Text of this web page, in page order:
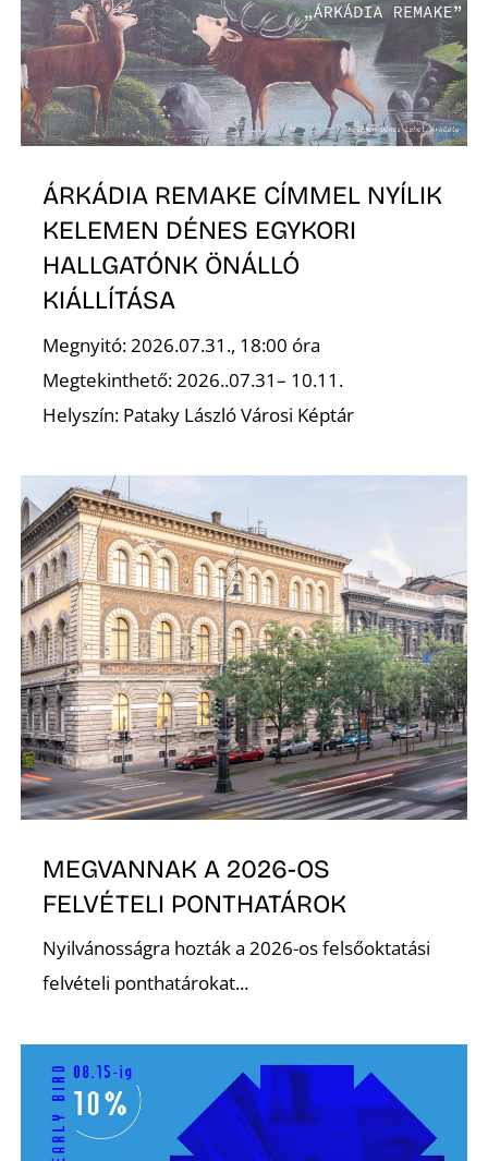
ÁRKÁDIA REMAKE CÍMMEL NYÍLIK
KELEMEN DÉNES EGYKORI
HALLGATÓNK ÖNÁLLÓ
KIÁLLÍTÁSA
Megnyitó: 2026.07.31., 18:00 óra
Megtekinthető: 2026..07.31– 10.11.
Helyszín: Pataky László Városi Képtár
MEGVANNAK A 2026-OS
FELVÉTELI PONTHATÁROK
Nyilvánosságra hozták a 2026-os felsőoktatási
felvételi ponthatárokat...